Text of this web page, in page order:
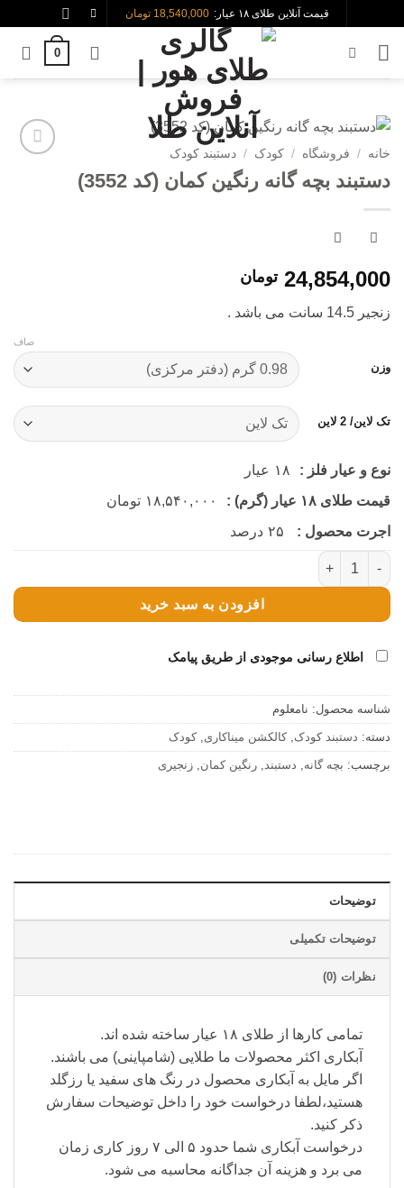
content
قیمت آنلاین طلای ۱۸ عیار: 18,540,000 تومان
0
خانه / فروشگاه / کودک / دستبند کودک
دستبند بچه گانه رنگین کمان (کد 3552)
24,854,000 تومان
زنجیر 14.5 سانت می باشد .
وزن
تک لاین/ 2 لاین
صاف
نوع و عیار فلز : ۱۸ عیار
قیمت طلای ۱۸ عیار (گرم) :
۱۸,۵۴۰,۰۰۰ تومان
اجرت محصول :
۲۵ درصد
دستبند بچه گانه رنگین کمان (کد 3552) عدد
افزودن به سبد خرید
اطلاع رسانی موجودی از طریق پیامک
شناسه محصول: نامعلوم
دسته: دستبند کودک,کالکشن میناکاری,کودک
برچسب: بچه گانه, دستبند, رنگین کمان, زنجیری
توضیحات
توضیحات تکمیلی
نظرات (0)
تمامی کارها از طلای ۱۸ عیار ساخته شده اند.
آبکاری اکثر محصولات ما طلایی (شامپاینی) می باشند.
اگر مایل به آبکاری محصول در رنگ های سفید یا رزگلد
هستید،لطفا درخواست خود را داخل توضیحات سفارش
ذکر کنید.
درخواست آبکاری شما حدود ۵ الی ۷ روز کاری زمان
می برد و هزینه آن جداگانه محاسبه می شود.